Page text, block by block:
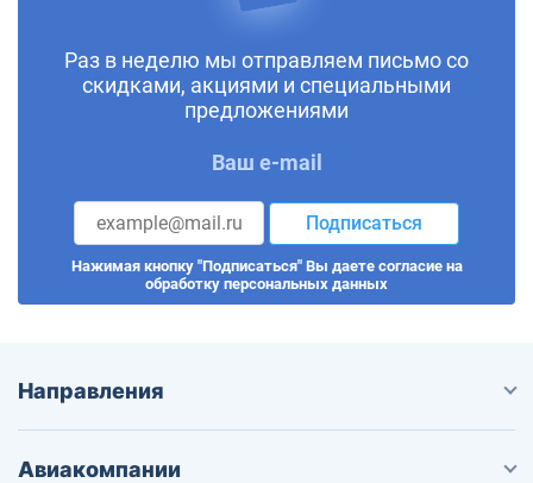
Раз в неделю мы отправляем письмо со
скидками, акциями и специальными
предложениями
Ваш e-mail
Подписаться
Нажимая кнопку "Подписаться" Вы даете согласие на
обработку персональных данных
Направления
Авиакомпании